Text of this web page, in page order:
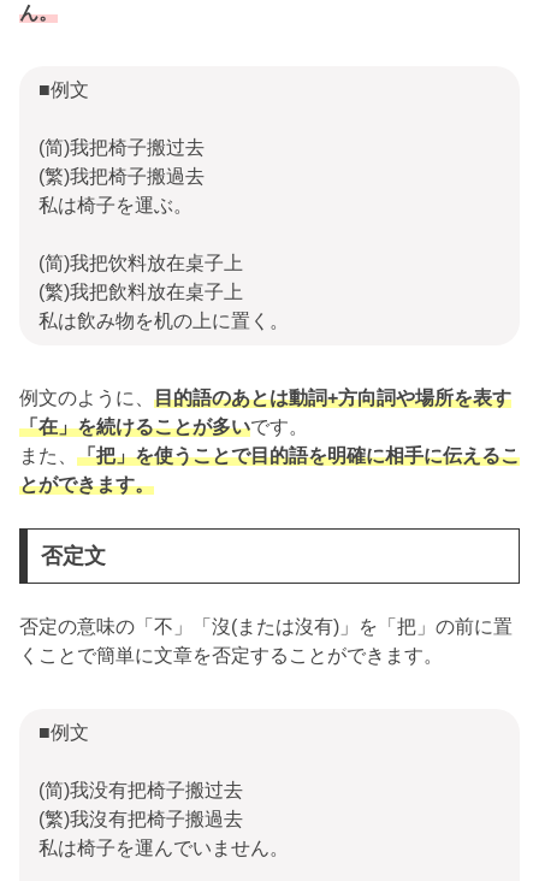
ん。
■例文
(简)我把椅子搬过去
(繁)我把椅子搬過去
私は椅子を運ぶ。
(简)我把饮料放在桌子上
(繁)我把飲料放在桌子上
私は飲み物を机の上に置く。
例文のように、 目的語のあとは動詞+方向詞や場所を表す
「在」を続けることが多いです。
また、 「把」を使うことで目的語を明確に相手に伝えるこ
とができます。
否定文
否定の意味の「不」「沒(または沒有)」を「把」の前に置
くことで簡単に文章を否定することができます。
■例文
(简)我没有把椅子搬过去
(繁)我沒有把椅子搬過去
私は椅子を運んでいません。